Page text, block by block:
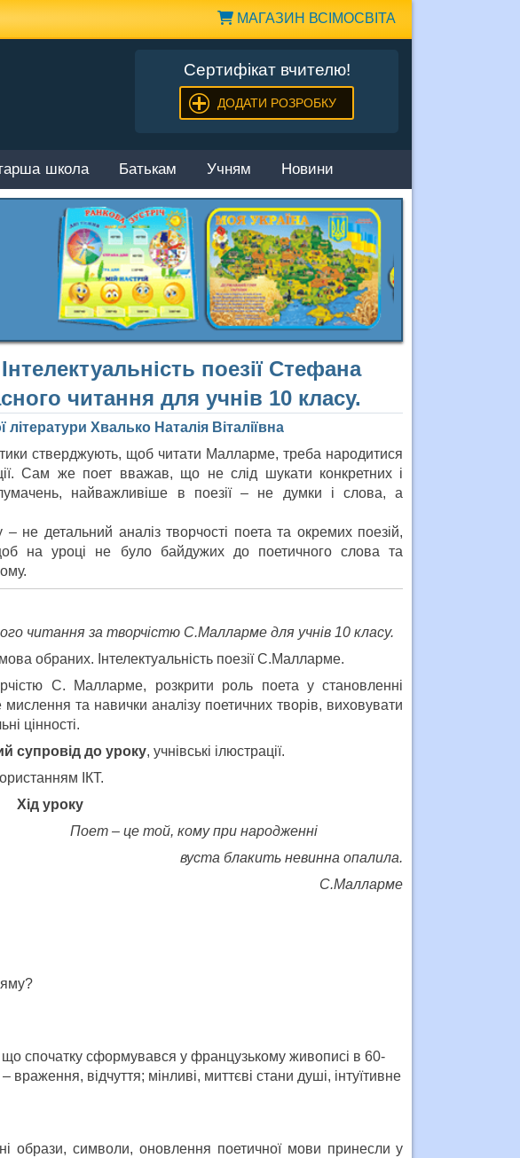
МАГАЗИН ВСІМОСВІТА
Сертифікат вчителю!
ДОДАТИ РОЗРОБКУ
школа Батькам Учням Новини
поезії Стефана
читання для учнів 10 класу.
Хвалько Наталія Віталіївна
стверджують, щоб читати Малларме, треба народитися
Сам же поет вважав, що не слід шукати конкретних і
найважливіше в поезії – не думки і слова, а
не детальний аналіз творчості поета та окремих поезій,
на уроці не було байдужих до поетичного слова та
читання за творчістю С.Малларме для учнів 10 класу.
обраних. Інтелектуальність поезії С.Малларме.
С. Малларме, розкрити роль поета у становленні
та навички аналізу поетичних творів, виховувати
цінності.
супровід до уроку, учнівські ілюстрації.
ІКТ.
Хід уроку
Поет – це той, кому при народженні
блакить невинна опалила.
С.Малларме
що спочатку сформувався у французькому живописі в 60-
враження, відчуття; мінливі, миттєві стани душі, інтуїтивне
образи, символи, оновлення поетичної мови принесли у